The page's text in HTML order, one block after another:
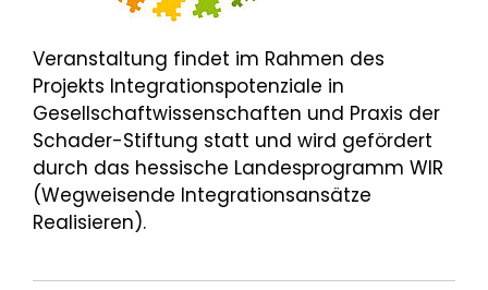
Veranstaltung findet im Rahmen des
Projekts Integrationspotenziale in
Gesellschaftwissenschaften und Praxis der
Schader-Stiftung statt und wird gefördert
durch das hessische Landesprogramm WIR
(Wegweisende Integrationsansätze
Realisieren).